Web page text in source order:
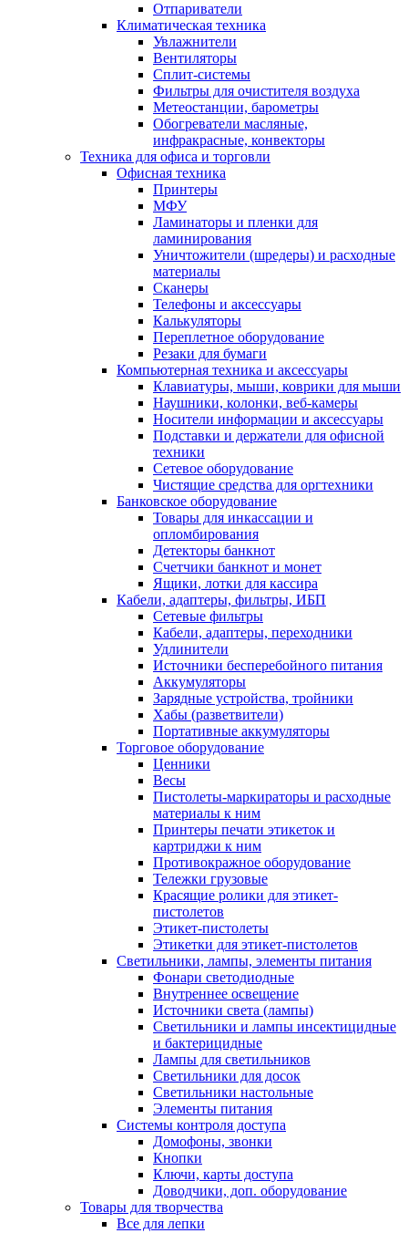
Отпариватели
Климатическая техника
Увлажнители
Вентиляторы
Сплит-системы
Фильтры для очистителя воздуха
Метеостанции, барометры
Обогреватели масляные,
инфракрасные, конвекторы
Техника для офиса и торговли
Офисная техника
Принтеры
МФУ
Ламинаторы и пленки для
ламинирования
Уничтожители (шредеры) и расходные
материалы
Сканеры
Телефоны и аксессуары
Калькуляторы
Переплетное оборудование
Резаки для бумаги
Компьютерная техника и аксессуары
Клавиатуры, мыши, коврики для мыши
Наушники, колонки, веб-камеры
Носители информации и аксессуары
Подставки и держатели для офисной
техники
Сетевое оборудование
Чистящие средства для оргтехники
Банковское оборудование
Товары для инкассации и
опломбирования
Детекторы банкнот
Счетчики банкнот и монет
Ящики, лотки для кассира
Кабели, адаптеры, фильтры, ИБП
Сетевые фильтры
Кабели, адаптеры, переходники
Удлинители
Источники бесперебойного питания
Аккумуляторы
Зарядные устройства, тройники
Хабы (разветвители)
Портативные аккумуляторы
Торговое оборудование
Ценники
Весы
Пистолеты-маркираторы и расходные
материалы к ним
Принтеры печати этикеток и
картриджи к ним
Противокражное оборудование
Тележки грузовые
Красящие ролики для этикет-
пистолетов
Этикет-пистолеты
Этикетки для этикет-пистолетов
Светильники, лампы, элементы питания
Фонари светодиодные
Внутреннее освещение
Источники света (лампы)
Светильники и лампы инсектицидные
и бактерицидные
Лампы для светильников
Светильники для досок
Светильники настольные
Элементы питания
Системы контроля доступа
Домофоны, звонки
Кнопки
Ключи, карты доступа
Доводчики, доп. оборудование
Товары для творчества
Все для лепки